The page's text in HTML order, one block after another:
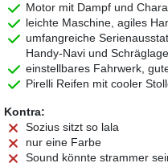
Motor mit Dampf und
leichte Maschine, agiles
umfangreiche
Handy-Navi und
einstellbares Fahrwerk,
Pirelli Reifen mit cooler
Kontra:
Sozius sitzt so lala
nur eine Farbe
Sound könnte strammer